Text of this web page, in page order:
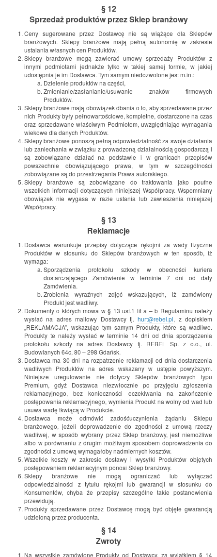
§ 12
Sprzedaż produktów przez Sklep branżowy
Ceny sugerowane przez Dostawcę nie są wiążące dla Sklepów
branżowych. Sklepy branżowe mają pełną autonomię w zakresie
ustalania własnych cen Produktów.
Sklepy branżowe mogą zawierać umowy sprzedaży Produktów z
innymi podmiotami jednakże tylko w takiej samej formie, w jakiej
udostępnia je im Dostawca. Tym samym niedozwolone jest m.in.:
Dzielenie produktów na części,
Zmienianie/zasłanianie/usuwanie znaków firmowych
Produktów.
Sklepy branżowe mają obowiązek dbania o to, aby sprzedawane przez
nich Produkty były pełnowartościowe, kompletne, dostarczone na czas
oraz sprzedawane właściwym Podmiotom, uwzględniając wymagania
wiekowe dla danych Produktów.
Sklepy branżowe ponoszą pełną odpowiedzialność za swoje działania
lub zaniechania w związku z prowadzoną działalnością gospodarczą i
są zobowiązane działać na podstawie i w granicach przepisów
powszechnie obowiązującego prawa, w tym w szczególności
zobowiązane są do przestrzegania Prawa autorskiego.
Sklepy branżowe są zobowiązane do traktowania jako poufne
wszelkich informacji dotyczących niniejszej Współpracy. Wspomniany
obowiązek nie wygasa w razie ustania lub zawieszenia niniejszej
Współpracy.
§ 13
Reklamacje
Dostawca warunkuje przepisy dotyczące rękojmi za wady fizyczne
Produktów w stosunku do Sklepów branżowych w ten sposób, iż
wymaga:
Sporządzenia protokołu szkody w obecności kuriera
dostarczającego Zamówienie w terminie 7 dni od daty
Zamówienia.
Zrobienia wyraźnych zdjęć wskazujących, iż zamówiony
Produkt jest wadliwy.
Dokumenty o których mowa w § 13 ust.1 lit a – b Regulaminu należy
wysłać na adres mailowy Dostawcy tj.hurt@rebel.pl, z dopiskiem
„REKLAMACJA”, wskazując tym samym Produkty, które są wadliwe.
Produkty te należy wysłać w terminie 14 dni od dnia sporządzenia
protokołu szkody na adres Dostawcy tj. REBEL Sp. z o.o., ul.
Budowlanych 64c, 80 – 298 Gdańsk.
Dostawca ma 30 dni na rozpatrzenie reklamacji od dnia dostarczenia
wadliwych Produktów na adres wskazany w ustępie powyższym.
Niniejsze uregulowanie nie dotyczy Sklepów branżowych typu
Premium, gdyż Dostawca niezwłocznie po przyjęciu zgłoszenia
reklamacyjnego, bez konieczności oczekiwania na zakończenie
postępowania reklamacyjnego, wymienia Produkt na wolny od wad lub
usuwa wadę tkwiącą w Produkcie.
Dostawca może odmówić zadośćuczynienia żądaniu Sklepu
branżowego, jeżeli doprowadzenie do zgodności z umową rzeczy
wadliwej, w sposób wybrany przez Sklep branżowy, jest niemożliwe
albo w porównaniu z drugim możliwym sposobem doprowadzenia do
zgodności z umową wymagałoby nadmiernych kosztów.
Wszelkie koszty w zakresie dostawy i wysyłki Produktów objętych
postępowaniem reklamacyjnym ponosi Sklep branżowy.
Sklepy branżowe nie mogą ograniczać lub wyłączać
odpowiedzialności z tytułu rękojmi lub gwarancji w stosunku do
Konsumentów, chyba że przepisy szczególne takie postanowienia
przewidują.
Produkty sprzedawane przez Dostawcę mogą być objęte gwarancją
udzieloną przez producenta.
§ 14
Zwroty
Na wszystkie zamówione Produkty od Dostawcy, za wyjątkiem § 14